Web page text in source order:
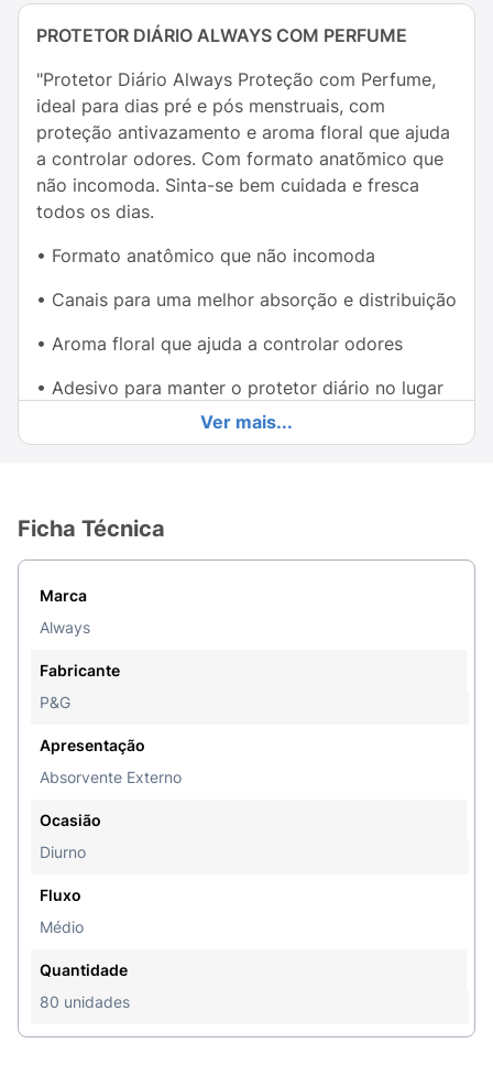
PROTETOR DIÁRIO ALWAYS COM PERFUME
"Protetor Diário Always Proteção com Perfume,
ideal para dias pré e pós menstruais, com
proteção antivazamento e aroma floral que ajuda
a controlar odores. Com formato anatõmico que
não incomoda. Sinta-se bem cuidada e fresca
todos os dias.
• Formato anatômico que não incomoda
• Canais para uma melhor absorção e distribuição
• Aroma floral que ajuda a controlar odores
• Adesivo para manter o protetor diário no lugar
Ver mais...
Ficha Técnica
Marca
Always
Fabricante
P&G
Apresentação
Absorvente Externo
Ocasião
Diurno
Fluxo
Médio
Quantidade
80 unidades